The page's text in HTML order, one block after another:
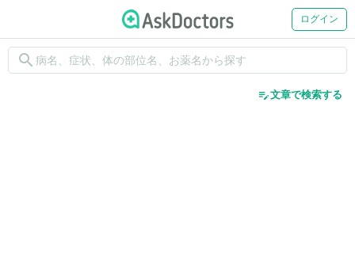
ログイン
search
edit_note文章で検索する